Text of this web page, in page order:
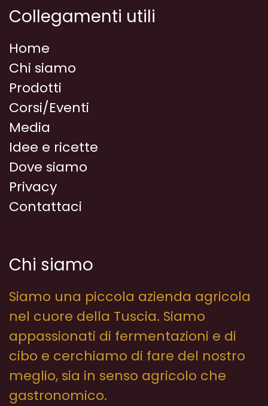
Collegamenti utili
Home
Chi siamo
Prodotti
Corsi/Eventi
Media
Idee e ricette
Dove siamo
Privacy
Contattaci
Chi siamo
Siamo una piccola azienda agricola
nel cuore della Tuscia. Siamo
appassionati di fermentazioni e di
cibo e cerchiamo di fare del nostro
meglio, sia in senso agricolo che
gastronomico.